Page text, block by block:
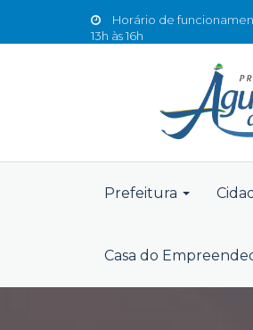
Horário de
13h às 16h
Prefeitura
Casa do